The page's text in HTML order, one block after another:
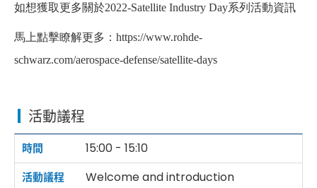
如想獲取更多關於2022-Satellite Industry Day系列活動資訊
馬上點擊瞭解更多： https://www.rohde-
schwarz.com/aerospace-defense/satellite-days
活動議程
15:00 - 15:10
Welcome and introduction